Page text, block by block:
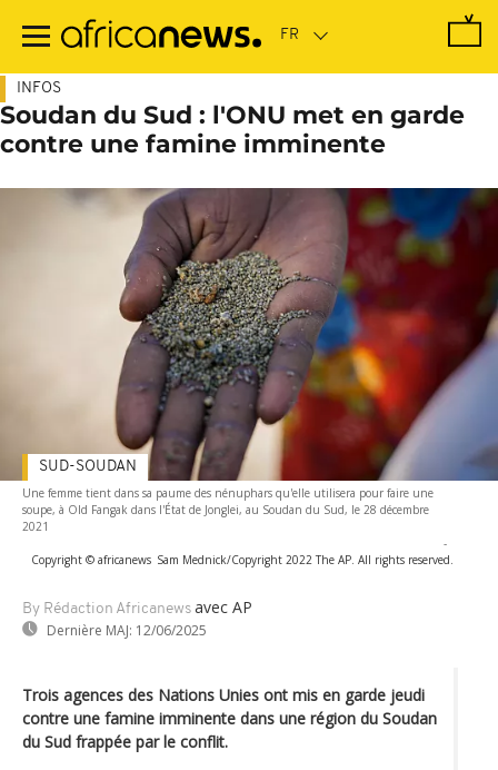
contenu
INFOS
Soudan du Sud : l'ONU met en garde
contre une famine imminente
Une femme tient dans sa paume des nénuphars qu'elle utilisera pour faire une
soupe, à Old Fangak dans l'État de Jonglei, au Soudan du Sud, le 28 décembre
2021
-
Copyright © africanews Sam Mednick/Copyright 2022 The AP. All rights reserved.
By Rédaction Africanews avec AP
Dernière MAJ: 12/06/2025
SUD-SOUDAN
Trois agences des Nations Unies ont mis en garde jeudi
contre une famine imminente dans une région du Soudan
du Sud frappée par le conflit.